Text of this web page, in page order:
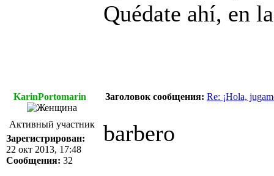
Quédate ahí, en
KarinPortomarin Заголовок сообщения: Re: ¡Hola,
Активный участник
Зарегистрирован:
22 окт 2013, 17:48
Сообщения: 32
barbero